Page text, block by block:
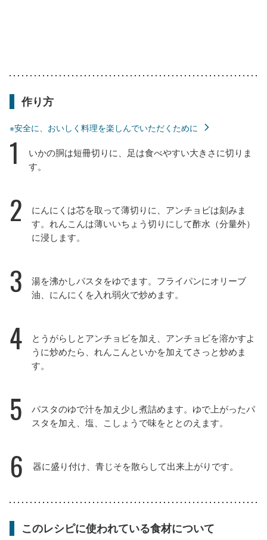
作り方
※安全に、おいしく料理を楽しんでいただくために
1
いかの胴は短冊切りに、足は食べやすい大きさに切りま
す。
2
にんにくは芯を取って薄切りに、アンチョビは刻みま
す。れんこんは薄いいちょう切りにして酢水（分量外）
に浸します。
3
湯を沸かしパスタをゆでます。フライパンにオリーブ
油、にんにくを入れ弱火で炒めます。
4
とうがらしとアンチョビを加え、アンチョビを溶かすよ
うに炒めたら、れんこんといかを加えてさっと炒めま
す。
5
パスタのゆで汁を加え少し煮詰めます。ゆで上がったパ
スタを加え、塩、こしょうで味をととのえます。
6 器に盛り付け、青じそを散らして出来上がりです。
このレシピに使われている食材について